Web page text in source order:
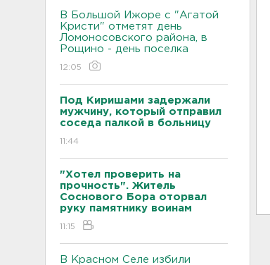
В Большой Ижоре с "Агатой
Кристи" отметят день
Ломоносовского района, в
Рощино - день поселка
12:05
Под Киришами задержали
мужчину, который отправил
соседа палкой в больницу
11:44
"Хотел проверить на
прочность". Житель
Соснового Бора оторвал
руку памятнику воинам
11:15
В Красном Селе избили